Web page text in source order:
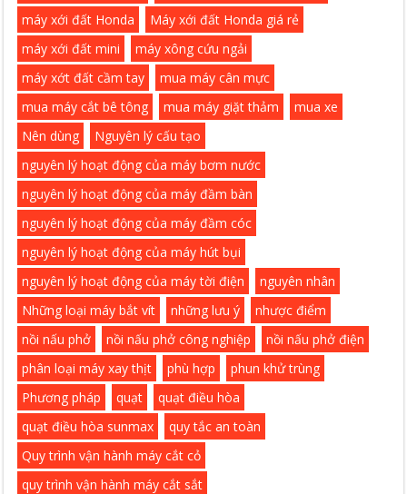
máy xới đất Honda
Máy xới đất Honda giá rẻ
máy xới đất mini
máy xông cứu ngải
máy xớt đất cầm tay
mua máy cân mực
mua máy cắt bê tông
mua máy giặt thảm
mua xe
Nên dùng
Nguyên lý cấu tạo
nguyên lý hoạt động của máy bơm nước
nguyên lý hoạt động của máy đầm bàn
nguyên lý hoạt động của máy đầm cóc
nguyên lý hoạt động của máy hút bụi
nguyên lý hoạt động của máy tời điện
nguyên nhân
Những loại máy bắt vít
những lưu ý
nhược điểm
nồi nấu phở
nồi nấu phở công nghiệp
nồi nấu phở điện
phân loại máy xay thịt
phù hợp
phun khử trùng
Phương pháp
quạt
quạt điều hòa
quạt điều hòa sunmax
quy tắc an toàn
Quy trình vận hành máy cắt cỏ
quy trình vận hành máy cắt sắt